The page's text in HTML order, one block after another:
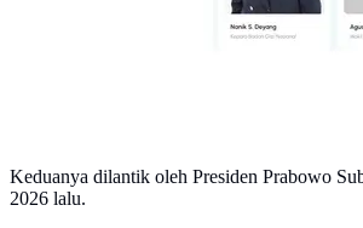
Keduanya dilantik oleh Presiden Prabowo
2026 lalu.